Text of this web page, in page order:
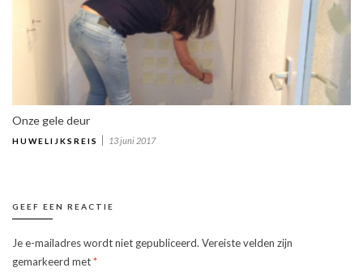
Onze gele deur
HUWELIJKSREIS 13 juni 2017
GEEF EEN REACTIE
Je e-mailadres wordt niet gepubliceerd. Vereiste velden zijn
gemarkeerd met*